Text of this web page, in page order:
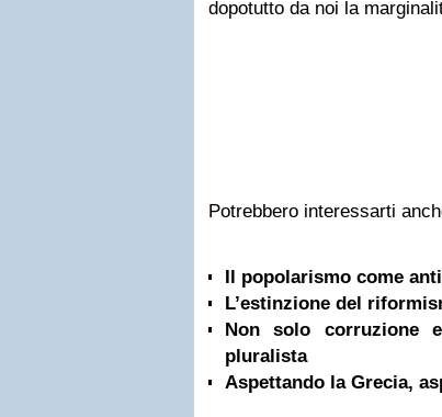
dopotutto da noi la
Potrebbero interessarti
Il popolarismo come
L’estinzione del
Non solo corruzione
pluralista
Aspettando la Grecia,